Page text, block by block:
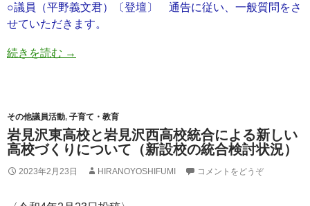
○議員（平野義文君）〔登壇〕 通告に従い、一般質問をさ
せていただきます。
続きを読む →
その他議員活動, 子育て・教育
岩見沢東高校と岩見沢西高校統合による新しい
高校づくりについて（新設校の統合検討状況）
2023年2月23日 HIRANOYOSHIFUMI コメントをどうぞ